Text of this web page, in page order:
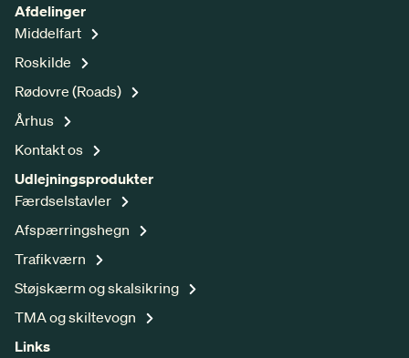
Afdelinger
Middelfart
Roskilde
Rødovre (Roads)
Århus
Kontakt os
Udlejningsprodukter
Færdselstavler
Afspærringshegn
Trafikværn
Støjskærm og skalsikring
TMA og skiltevogn
Links